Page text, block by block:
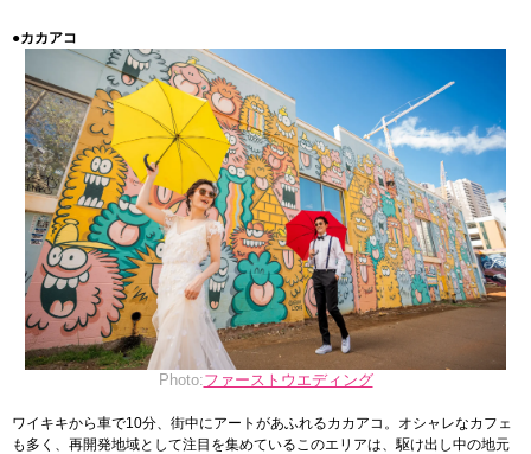
●カカアコ
Photo:ファーストウエディング
ワイキキから車で10分、街中にアートがあふれるカカアコ。オシャレなカフェ
も多く、再開発地域として注目を集めているこのエリアは、駆け出し中の地元